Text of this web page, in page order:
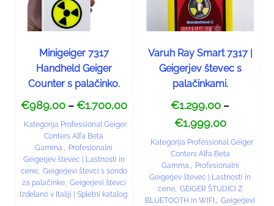
Minigeiger 7317
Handheld Geiger
Counter s palačinko.
€989,00 – €1.700,00
Kategorija Professional Geiger
Conters Alfa Beta
Gamma., Profesionalni
Geigerjev števec | Lastnosti in
cene, Geigerjevi števci s sondo
za palačinke, Geigerjevi števci
Izdelano v Italiji | Spletni katalog.
Varuh Ray Smart 7317 |
Geigerjev števec s
palačinkami.
€1.299,00 –
€1,999,00
Kategorija Professional Geiger
Conters Alfa Beta
Gamma., Profesionalni
Geigerjev števec | Lastnosti in
cene, GEIGER ŠTUDICI Z
BLUETOOTH in WIFI., Geigerjevi